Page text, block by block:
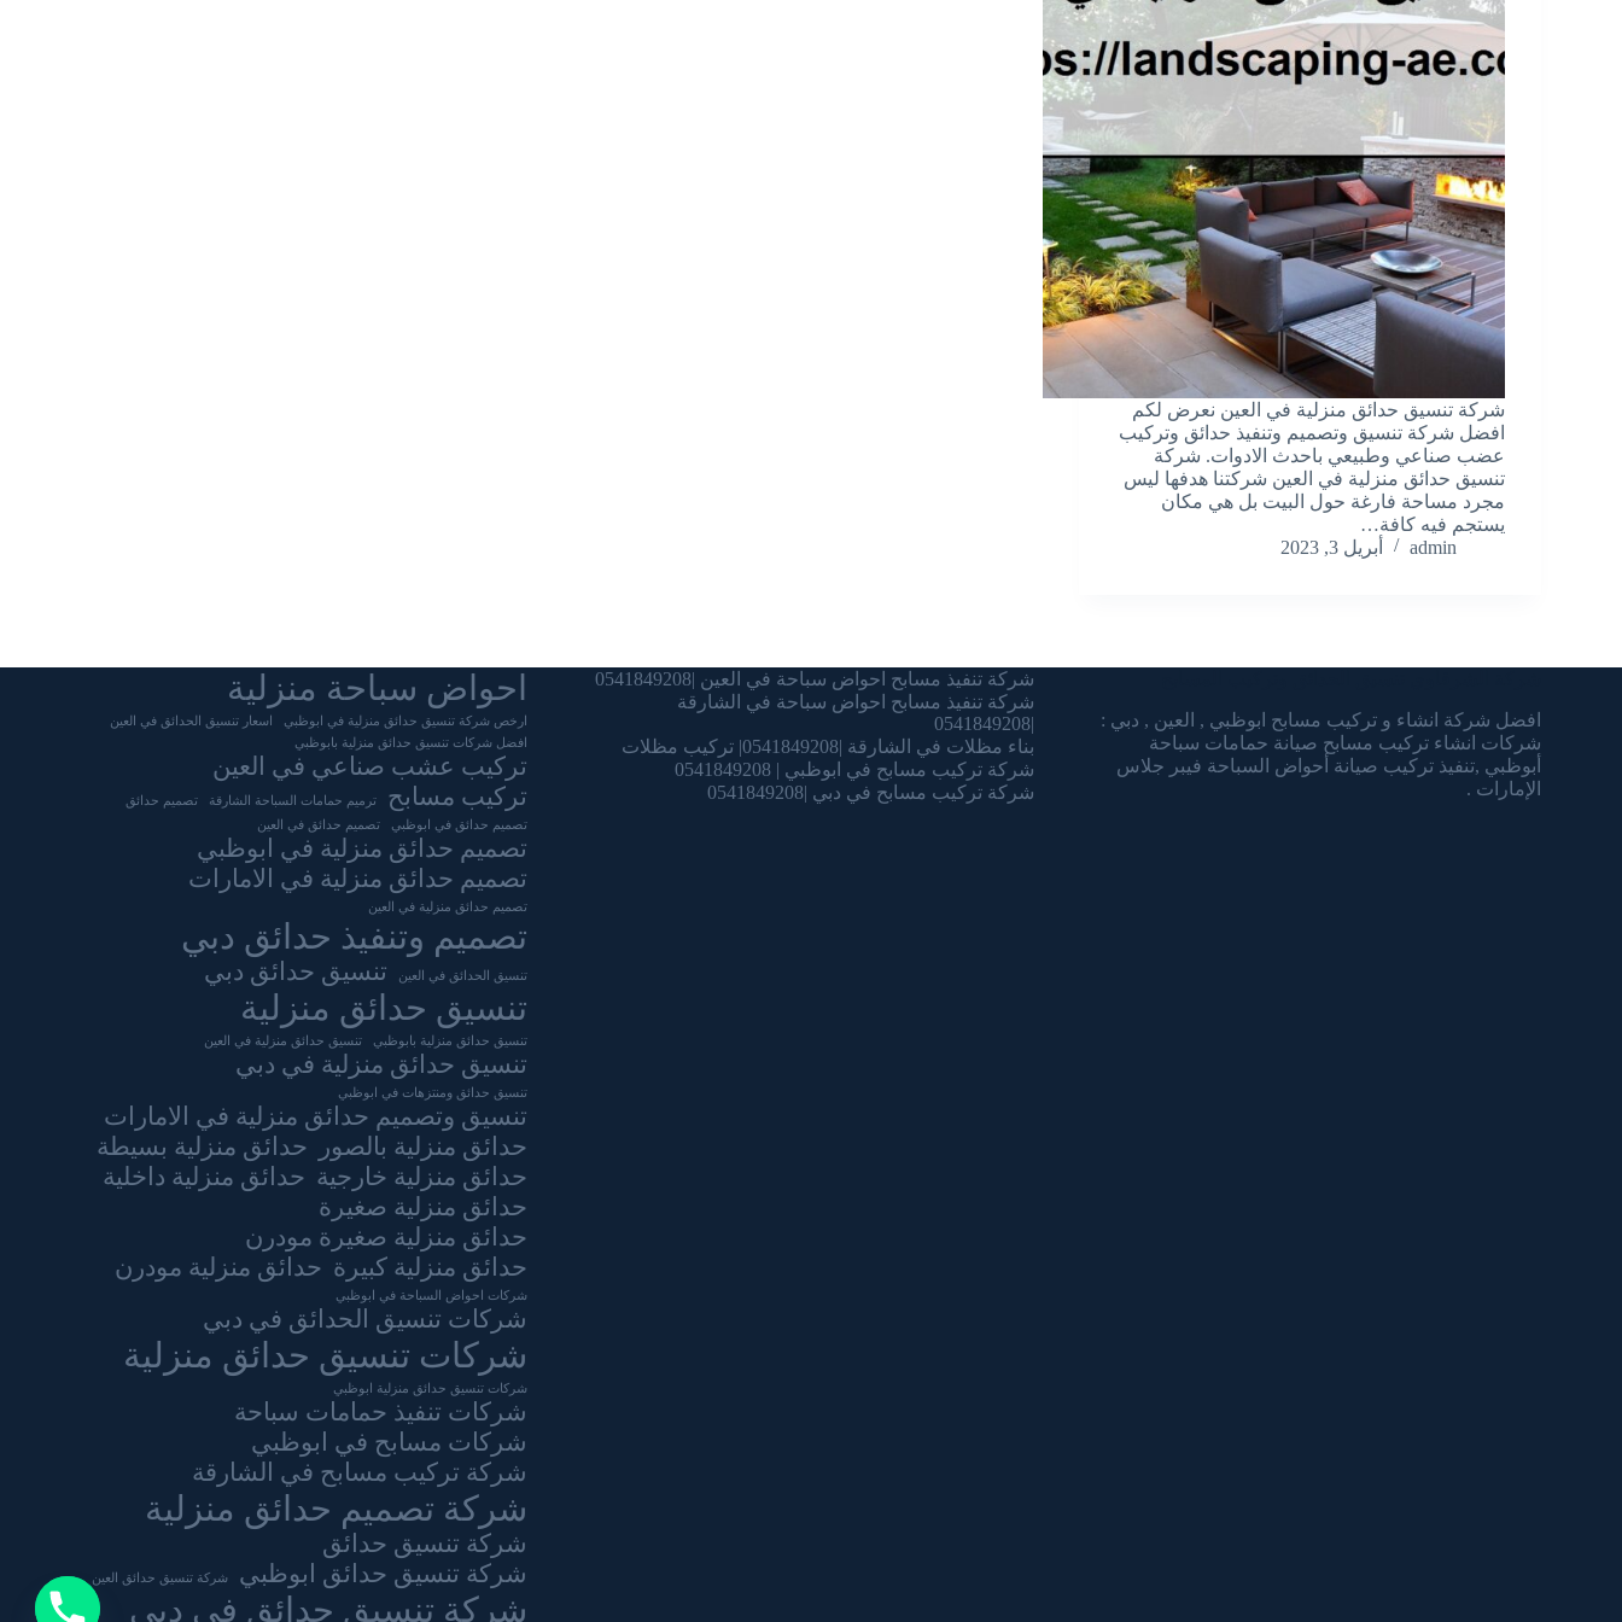
شركة تنسيق حدائق منزلية في العين نعرض لكم
افضل شركة تنسيق وتصميم وتنفيذ حدائق وتركيب
عضب صناعي وطبيعي باحدث الادوات. شركة
تنسيق حدائق منزلية في العين شركتنا هدفها ليس
مجرد مساحة فارغة حول البيت بل هي مكان
يستجم فيه كافة…
admin
أبريل 3, 2023
افضل شركة انشاء و تركيب مسابح ابوظبي , العين , دبي :
شركات انشاء تركيب مسابح صيانة حمامات سباحة
أبوظبي ,تنفيذ تركيب صيانة أحواض السباحة فيبر جلاس
الإمارات .
شركة تنفيذ مسابح احواض سباحة في العين |0541849208
شركة تنفيذ مسابح احواض سباحة في الشارقة
|0541849208
بناء مظلات في الشارقة |0541849208| تركيب مظلات
شركة تركيب مسابح في ابوظبي | 0541849208
شركة تركيب مسابح في دبي |0541849208
احواض سباحة منزلية
ارخص شركة تنسيق حدائق منزلية في ابوظبي
اسعار تنسيق الحدائق في العين
افضل شركات تنسيق حدائق منزلية بابوظبي
تركيب عشب صناعي في العين
تركيب مسابح
ترميم حمامات السباحة الشارقة
تصميم حدائق
تصميم حدائق في ابوظبي
تصميم حدائق في العين
تصميم حدائق منزلية في ابوظبي
تصميم حدائق منزلية في الامارات
تصميم حدائق منزلية في العين
تصميم وتنفيذ حدائق دبي
تنسيق الحدائق في العين تنسيق حدائق دبي
تنسيق حدائق منزلية
تنسيق حدائق منزلية بابوظبي تنسيق حدائق منزلية في العين
تنسيق حدائق منزلية في دبي
تنسيق حدائق ومنتزهات في ابوظبي
تنسيق وتصميم حدائق منزلية في الامارات
حدائق منزلية بالصور
حدائق منزلية بسيطة
حدائق منزلية خارجية حدائق منزلية داخلية
حدائق منزلية صغيرة
حدائق منزلية صغيرة مودرن
حدائق منزلية كبيرة حدائق منزلية مودرن
شركات احواض السباحة في ابوظبي
شركات تنسيق الحدائق في دبي
شركات تنسيق حدائق منزلية
شركات تنسيق حدائق منزلية ابوظبي
شركات تنفيذ حمامات سباحة
شركات مسابح في ابوظبي
شركة تركيب مسابح في الشارقة
شركة تصميم حدائق منزلية
شركة تنسيق حدائق
شركة تنسيق حدائق ابوظبي
شركة تنسيق حدائق العين
شركة تنسيق حدائق في دبي